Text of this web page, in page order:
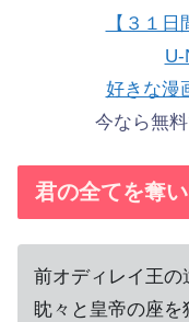
【３１
U-
好きな漫
今なら無
君の全てを奪
前オディレイ王
眈々と皇帝の座を